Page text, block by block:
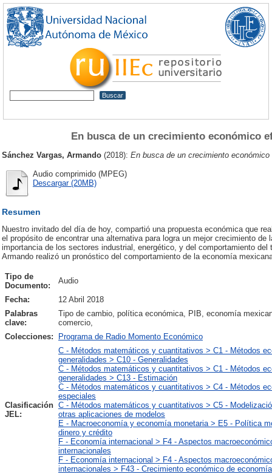
En busca de un crecimiento económico
Sánchez Vargas, Armando (2018): En busca de un crecimiento
Audio comprimido (MPEG)
Descargar (20MB)
Resumen
Nuestro invitado del día de hoy, compartió una propuesta económica que
el propósito de encontrar una alternativa para logra un mejor crecimiento
importancia de los sectores industrial, energético, y del comportamiento
Armando realizó un pronóstico del comportamiento de la economía
Tipo de
Documento:
Audio
Fecha:
12 Abril 2018
Palabras
clave:
Tipo de cambio, política económica, PIB, economía
comercio,
Colecciones:
Programa de Radio Momento Económico
Clasificación
JEL:
C - Métodos matemáticos y cuantitativos > C1 - Métodos
generalidades > C10 - Generalidades
C - Métodos matemáticos y cuantitativos > C1 - Métodos
generalidades > C13 - Estimación
C - Métodos matemáticos y cuantitativos > C4 - Métodos
especiales
C - Métodos matemáticos y cuantitativos > C5 -
otras aplicaciones de modelos
E - Macroeconomía y economía monetaria > E5 - Política
dinero y crédito
F - Economía internacional > F4 - Aspectos
internacionales
F - Economía internacional > F4 - Aspectos
internacionales > F43 - Crecimiento económico de